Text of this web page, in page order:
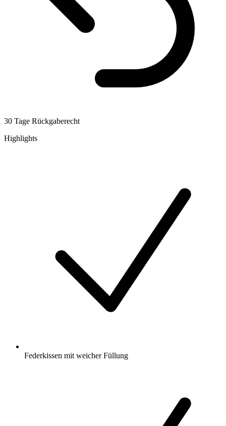
30 Tage Rückgaberecht
Highlights
Federkissen mit weicher Füllung